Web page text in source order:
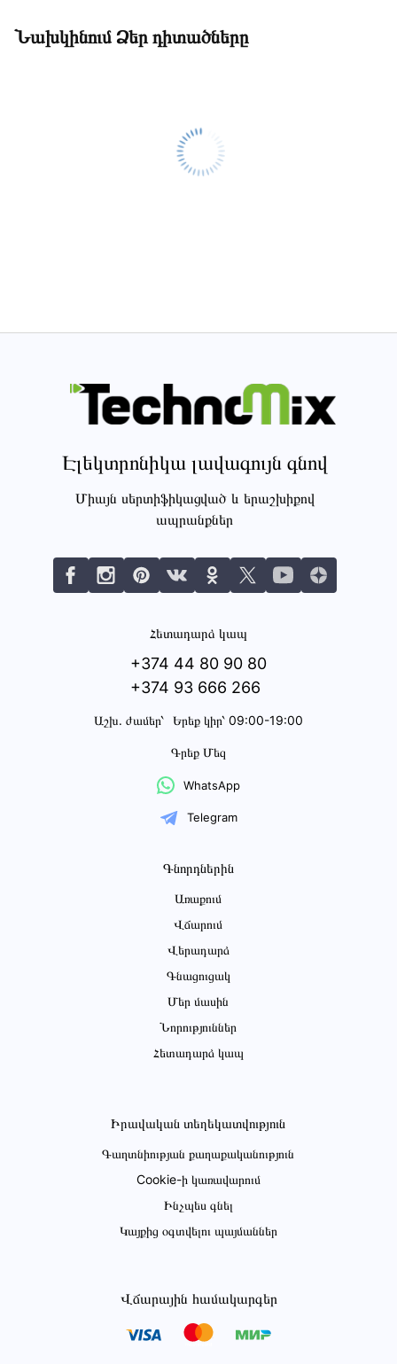
Նախկինում Ձեր դիտածները
Էլեկտրոնիկա լավագույն գնով
Միայն սերտիֆիկացված և երաշխիքով
ապրանքներ
Հետադարձ կապ
+374 44 80 90 80
+374 93 666 266
Աշխ․ ժամեր՝ Երեք կիր՝ 09:00-19:00
Գրեք Մեզ
WhatsApp
Telegram
Գնորդներին
Առաքում
Վճարում
Վերադարձ
Գնացուցակ
Մեր մասին
Նորություններ
Հետադարձ կապ
Իրավական տեղեկատվություն
Գաղտնիության քաղաքականություն
Cookie-ի կառավարում
Ինչպես գնել
Կայքից օգտվելու պայմաններ
Վճարային համակարգեր